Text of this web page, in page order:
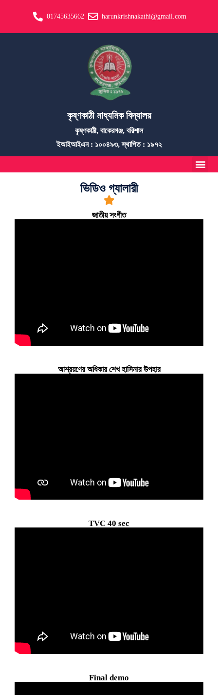
01745635662 harunkrishnakathi@gmail.com
কৃষ্ণকাঠী মাধ্যমিক বিদ্যালয়
কৃষ্ণকাঠী, বাকেরগঞ্জ, বরিশাল
ইআইআইএন : ১০০৪৯৩, স্থাপিত : ১৯৭২
ভিডিও গ্যালারী
জাতীয় সংগীত
আশ্রয়ণের অধিকার শেখ হাসিনার উপহার
TVC 40 sec
Final demo